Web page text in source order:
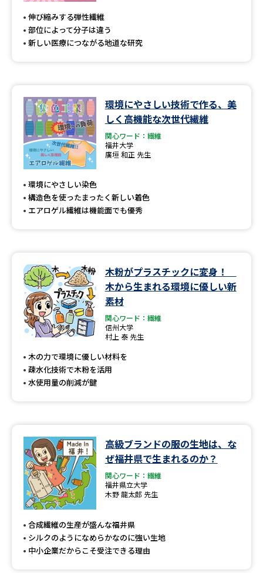
留学・進学関連、塾・予備校
高等学校（情報）教員資格認定
大学研究
大学で学べる内容や特徴を調べる
データサイエンス特集 奨学金・特待生制度特集
デジタルパンフレット 進路の３択
新学年スタート号特集ページ
（高3生用）
新学年スタート号特集ページ
SELFBRAND特集ページ
オープンキャンパス検索 実施プログラムから探す
来場型・Web型イベント特集 夢ナビライブ
受験準備
伸び縮みする弾性繊維
部位によって分子は違う
新しい医療につながる地道な研究
環境にやさしい技術で作る、美
しく高機能な次世代繊維
関心ワード：繊維
福井大学
廣垣 和正 先生
環境にやさしい染色
構造色を使ったまったく新しい着色
エアロゲル繊維は機能面でも優秀
木粉がプラスチックに変身！
木から生まれる環境に優しい新
素材
関心ワード：繊維
信州大学
村上 泰 先生
木の力で環境に優しい材料を
疎水化技術で木粉を活用
水使用量の削減が鍵
高級ブランドの服の生地は、な
ぜ福井県で生まれるのか？
関心ワード：繊維
福井県立大学
木野 龍太郎 先生
合成繊維の生産が盛んな福井県
シルクのようになめらかなのに強い生地
中小企業だからこそ受注できる理由